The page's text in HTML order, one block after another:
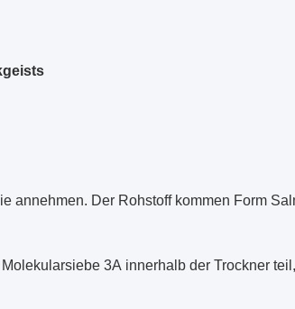
annehmen. Der Rohstoff kommen Form
3A innerhalb der Trockner